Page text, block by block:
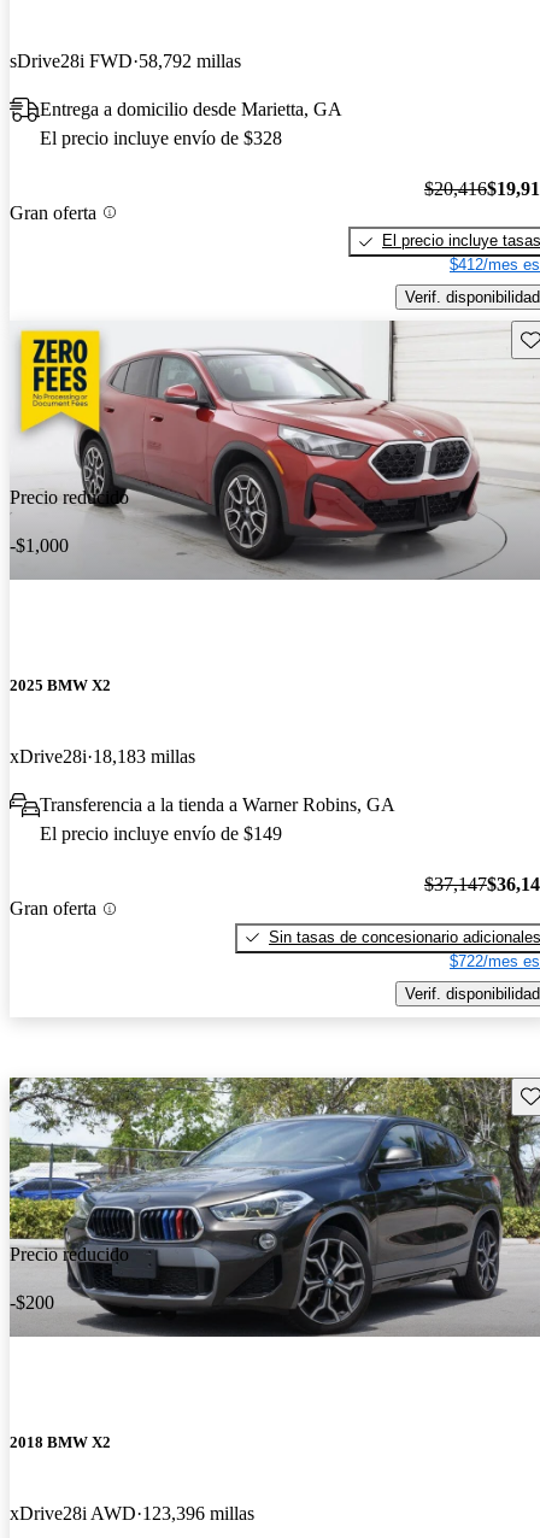
sDrive28i FWD 58,792 millas
Entrega a domicilio desde Marietta, GA
El precio incluye envío de $328
Gran oferta
$20,416
El precio incluye tasas
$412/mes
Verif. disponibilidad
Precio reducido
-$1,000
2025 BMW X2
xDrive28i 18,183 millas
Transferencia a la tienda a Warner Robins, GA
El precio incluye envío de $149
Gran oferta
$37,147
Sin tasas de concesionario adicionales
$722/mes
Verif. disponibilidad
Precio reducido
-$200
2018 BMW X2
xDrive28i AWD 123,396 millas